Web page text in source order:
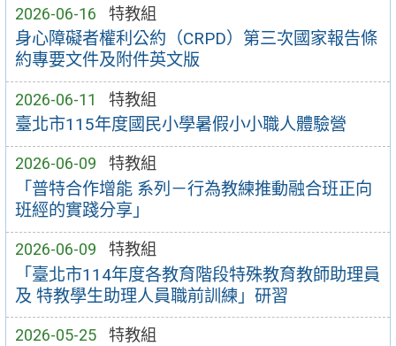
2026-06-16 特教組
身心障礙者權利公約（CRPD）第三次國家報告條
約專要文件及附件英文版
2026-06-11 特教組
臺北市115年度國民小學暑假小小職人體驗營
2026-06-09 特教組
「普特合作增能 系列－行為教練推動融合班正向
班經的實踐分享」
2026-06-09 特教組
「臺北市114年度各教育階段特殊教育教師助理員
及 特教學生助理人員職前訓練」研習
2026-05-25 特教組